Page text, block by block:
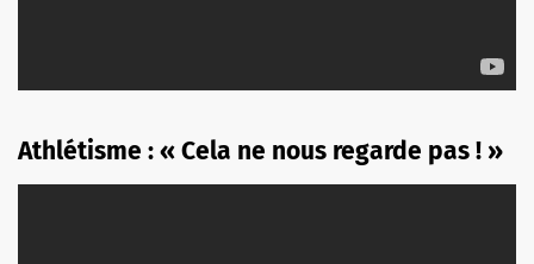
Athlétisme : « Cela ne nous regarde pas ! »